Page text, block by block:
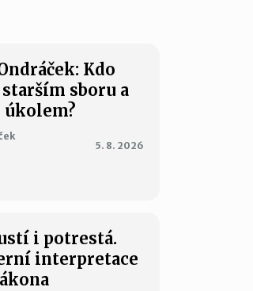
Kdo
sboru a
úkolem?
5. 8. 2026
i potrestá.
interpretace